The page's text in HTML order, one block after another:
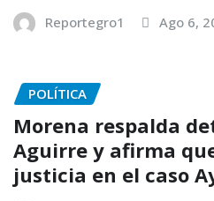
Reportegro1 Ago 6,
POLÍTICA
Morena respalda
Aguirre y afirma
justicia en el caso